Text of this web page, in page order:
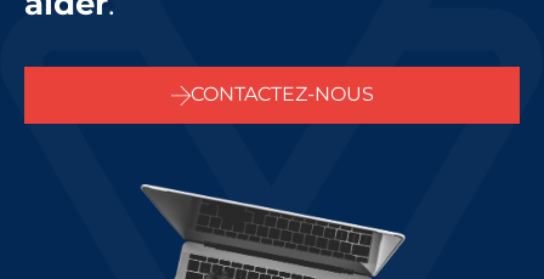
CONTACTEZ-NOUS